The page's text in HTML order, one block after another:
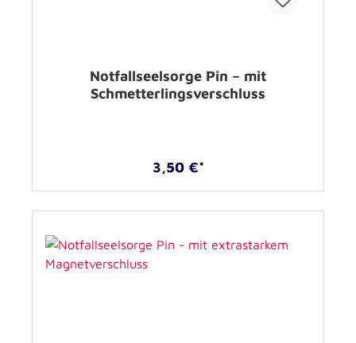
Notfallseelsorge Pin – mit
Schmetterlingsverschluss
3,50 €*